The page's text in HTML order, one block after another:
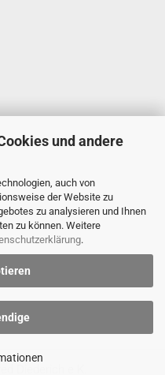
und andere
auch von
der Website zu
zu analysieren und Ihnen
zu können. Weitere
.